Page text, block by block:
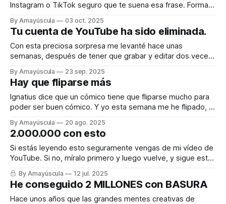
Instagram o TikTok seguro que te suena esa frase. Forma
con la idea de superar el millón de visitas con contenido
paupérrimo. En Instagram lo conseguí a
By Amayúscula 03 oct. 2025
Tu cuenta de YouTube ha sido eliminada.
Con esta preciosa sorpresa me levanté hace unas
semanas, después de tener que grabar y editar dos veces
principal había sido eliminado de golpe, sin aviso previo. Ya
no quedaba nada. No estaba monetizado, no me generaba
ningún beneficio tangible
By Amayúscula 23 sep. 2025
Hay que fliparse más
Ignatius dice que un cómico tiene que fliparse mucho para
poder ser buen cómico. Y yo esta semana me he flipado, lo
50 %. He aprovechado que esta semana estoy de
vacaciones para irme un par de días fuera
By Amayúscula 20 ago. 2025
2.000.000 con esto
Si estás leyendo esto seguramente vengas de mi vídeo de
YouTube. Si no, míralo primero y luego vuelve, y sigue este
tutorial para poder llenar internet de reacciones de mierda.
By Amayúscula 12 jul. 2025
He conseguido 2 MILLONES con BASURA
Hace unos años que las grandes mentes creativas de